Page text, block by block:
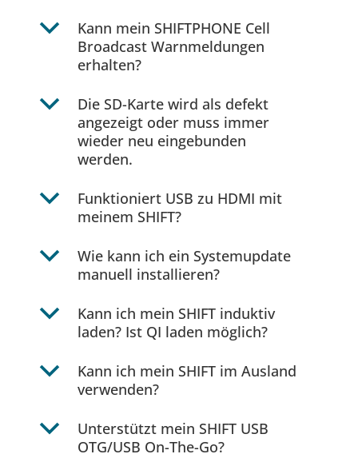
b
Kann mein SHIFTPHONE Cell
Broadcast Warnmeldungen
erhalten?
b
Die SD-Karte wird als defekt
angezeigt oder muss immer
wieder neu eingebunden
werden.
b
Funktioniert USB zu HDMI mit
meinem SHIFT?
b
Wie kann ich ein Systemupdate
manuell installieren?
b
Kann ich mein SHIFT induktiv
laden? Ist QI laden möglich?
b
Kann ich mein SHIFT im Ausland
verwenden?
b
Unterstützt mein SHIFT USB
OTG/USB On-The-Go?